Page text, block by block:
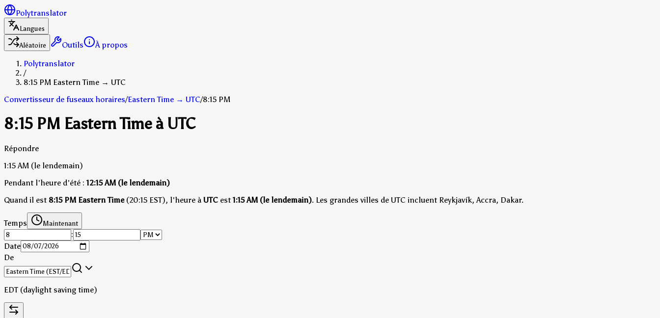
Polytranslator
Langues
Aléatoire
Outils
À propos
Polytranslator
/
8:15 PM Eastern Time → UTC
Convertisseur de fuseaux horaires/Eastern Time → UTC/8:15 PM
8:15 PM Eastern Time à UTC
Répondre
1:15 AM (le lendemain)
Pendant l'heure d'été : 12:15 AM (le lendemain)
Quand il est 8:15 PM Eastern Time(20:15 EST), l'heure à UTC est1:15 AM (le lendemain). Les grandes villes de UTC incluent Reykjavík, Accra, Dakar.
Temps Maintenant
:
Date
De
EDT (daylight saving time)